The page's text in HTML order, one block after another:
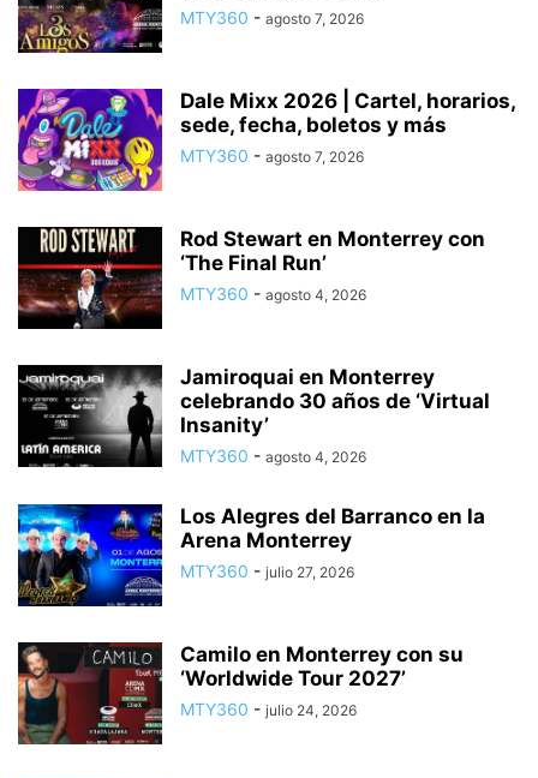
MTY360 - agosto 7, 2026
Dale Mixx 2026 | Cartel, horarios,
sede, fecha, boletos y más
MTY360 - agosto 7, 2026
Rod Stewart en Monterrey con
‘The Final Run’
MTY360 - agosto 4, 2026
Jamiroquai en Monterrey
celebrando 30 años de ‘Virtual
Insanity’
MTY360 - agosto 4, 2026
Los Alegres del Barranco en la
Arena Monterrey
MTY360 - julio 27, 2026
Camilo en Monterrey con su
‘Worldwide Tour 2027’
MTY360 - julio 24, 2026